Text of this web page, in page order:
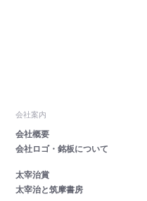
会社案内
会社概要
会社ロゴ・銘板について
太宰治賞
太宰治と筑摩書房